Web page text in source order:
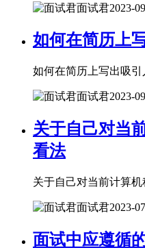
面试君2023-
如何在简历上
如何在简历上写出吸引
面试君2023-
关于自己对当
看法
关于自己对当前计算
面试君2023-
面试中应遵循